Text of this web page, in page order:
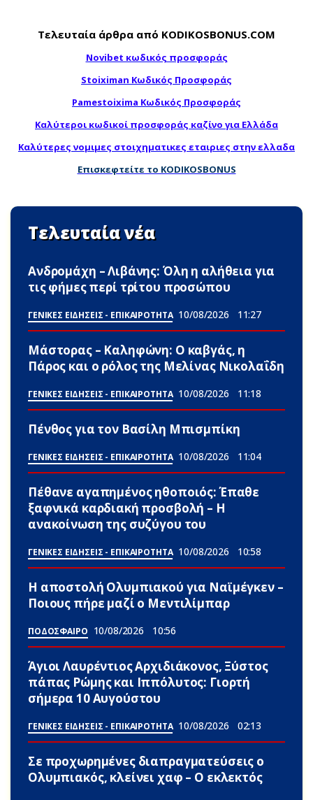
Τελευταία άρθρα από KODIKOSBONUS.COM
Novibet κωδικός προσφοράς
Stoiximan Κωδικός Προσφοράς
Pamestoixima Κωδικός Προσφοράς
Καλύτεροι κωδικοί προσφοράς καζίνο για Ελλάδα
Καλύτερες νομιμες στοιχηματικες εταιριες στην ελλαδα
Επισκεφτείτε το KODIKOSBONUS
Τελευταία νέα
Ανδρομάχη – Λιβάνης: Όλη η αλήθεια για
τις φήμες περί τρίτου προσώπου
ΓΕΝΙΚΕΣ ΕΙΔΗΣΕΙΣ - ΕΠΙΚΑΙΡΟΤΗΤΑ 10/08/2026 11:27
Μάστορας – Καληφώνη: Ο καβγάς, η
Πάρος και ο ρόλος της Μελίνας Νικολαΐδη
ΓΕΝΙΚΕΣ ΕΙΔΗΣΕΙΣ - ΕΠΙΚΑΙΡΟΤΗΤΑ 10/08/2026 11:18
Πένθος για τον Βασίλη Μπισμπίκη
ΓΕΝΙΚΕΣ ΕΙΔΗΣΕΙΣ - ΕΠΙΚΑΙΡΟΤΗΤΑ 10/08/2026 11:04
Πέθανε αγαπημένος ηθοποιός: Έπαθε
ξαφνικά καρδιακή προσβολή – Η
ανακοίνωση της συζύγου του
ΓΕΝΙΚΕΣ ΕΙΔΗΣΕΙΣ - ΕΠΙΚΑΙΡΟΤΗΤΑ 10/08/2026 10:58
Η αποστολή Ολυμπιακού για Ναϊμέγκεν –
Ποιους πήρε μαζί ο Μεντιλίμπαρ
ΠΟΔΟΣΦΑΙΡΟ 10/08/2026 10:56
Άγιοι Λαυρέντιος Αρχιδιάκονος, Ξύστος
πάπας Ρώμης και Ιππόλυτος: Γιορτή
σήμερα 10 Αυγούστου
ΓΕΝΙΚΕΣ ΕΙΔΗΣΕΙΣ - ΕΠΙΚΑΙΡΟΤΗΤΑ 10/08/2026 02:13
Σε προχωρημένες διαπραγματεύσεις ο
Ολυμπιακός, κλείνει χαφ – Ο εκλεκτός